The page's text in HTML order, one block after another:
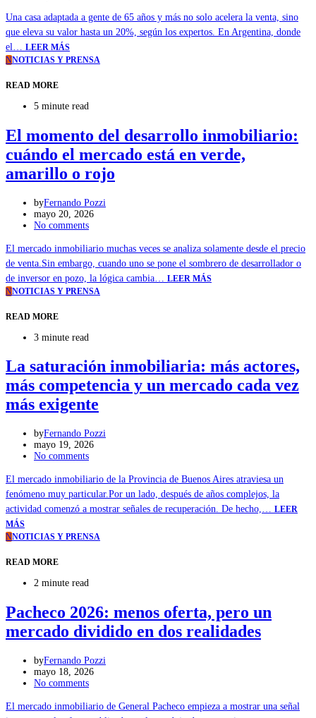
Una casa adaptada a gente de 65 años y más no solo acelera la venta, sino
que eleva su valor hasta un 20%, según los expertos. En Argentina, donde
el… LEER MÁS
NNOTICIAS Y PRENSA
READ MORE
5 minute read
El momento del desarrollo inmobiliario:
cuándo el mercado está en verde,
amarillo o rojo
byFernando Pozzi
mayo 20, 2026
No comments
El mercado inmobiliario muchas veces se analiza solamente desde el precio
de venta.Sin embargo, cuando uno se pone el sombrero de desarrollador o
de inversor en pozo, la lógica cambia… LEER MÁS
NNOTICIAS Y PRENSA
READ MORE
3 minute read
La saturación inmobiliaria: más actores,
más competencia y un mercado cada vez
más exigente
byFernando Pozzi
mayo 19, 2026
No comments
El mercado inmobiliario de la Provincia de Buenos Aires atraviesa un
fenómeno muy particular.Por un lado, después de años complejos, la
actividad comenzó a mostrar señales de recuperación. De hecho,… LEER
MÁS
NNOTICIAS Y PRENSA
READ MORE
2 minute read
Pacheco 2026: menos oferta, pero un
mercado dividido en dos realidades
byFernando Pozzi
mayo 18, 2026
No comments
El mercado inmobiliario de General Pacheco empieza a mostrar una señal